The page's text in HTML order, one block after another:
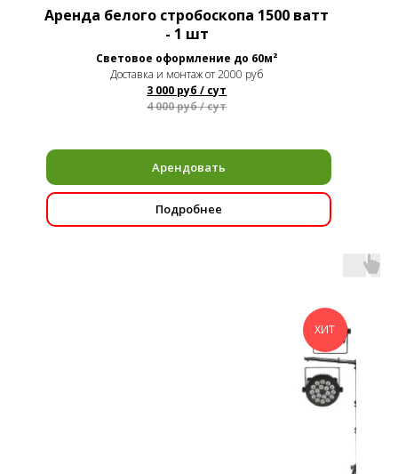
Аренда белого стробоскопа 1500 ватт
- 1 шт
Световое оформление до 60м²
Доставка и монтаж от 2000 руб
3 000 руб / сут
4 000 руб / сут
Арендовать
Подробнее
ХИТ